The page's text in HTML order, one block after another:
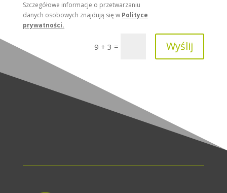
Szczegółowe informacje o przetwarzaniu
danych osobowych znajdują się w Polityce
prywatności.
9 + 3 = Wyślij